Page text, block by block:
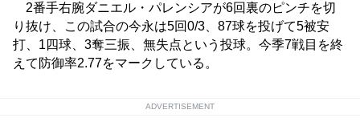
2番手右腕ダニエル・パレンシアが6回裏のピンチを切
り抜け、この試合の今永は5回0/3、87球を投げて5被安
打、1四球、3奪三振、無失点という投球。今季7戦目を終
えて防御率2.77をマークしている。
ADVERTISEMENT